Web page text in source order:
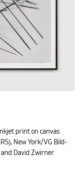
print on canvas
New York/VG Bild-
David Zwirner